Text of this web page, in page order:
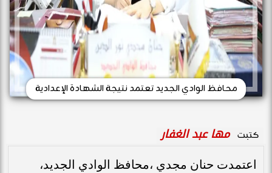
محافظ الوادي الجديد تعتمد نتيجة الشهادة الإعدادية
كتبت مها عبد الغفار
اعتمدت حنان مجدي ،محافظ الوادي الجديد،